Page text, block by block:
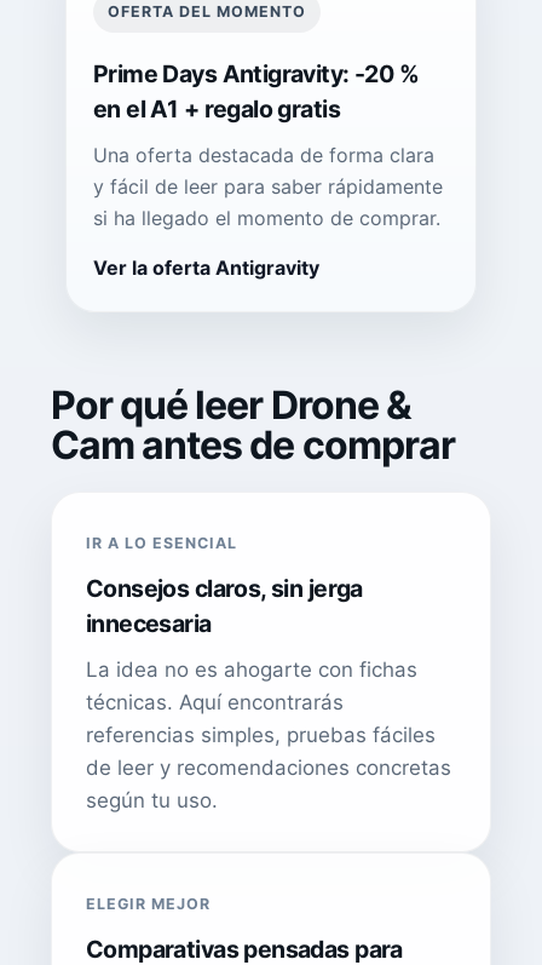
OFERTA DEL MOMENTO
Prime Days Antigravity: -20 %
en el A1 + regalo gratis
Una oferta destacada de forma clara
y fácil de leer para saber rápidamente
si ha llegado el momento de comprar.
Ver la oferta Antigravity
Por qué leer Drone &
Cam antes de comprar
IR A LO ESENCIAL
Consejos claros, sin jerga
innecesaria
La idea no es ahogarte con fichas
técnicas. Aquí encontrarás
referencias simples, pruebas fáciles
de leer y recomendaciones concretas
según tu uso.
ELEGIR MEJOR
Comparativas pensadas para